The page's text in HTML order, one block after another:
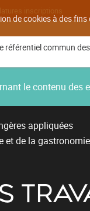
de cookies à des
inscriptions
référentiel commun
le contenu des
appliquées
et de la